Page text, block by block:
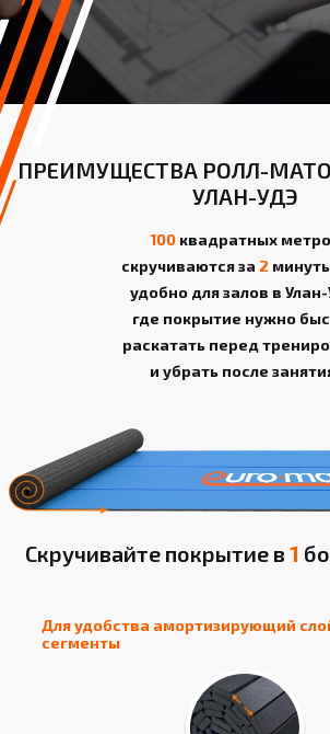
ПРЕИМУЩЕСТВА РОЛЛ-
УЛАН-УДЭ
100квадратных
скручиваются за 2
удобно для залов в Улан-
где покрытие нужно
раскатать перед
и убрать после
Скручивайте покрытие в 1
Для удобства амортизирующий
сегменты